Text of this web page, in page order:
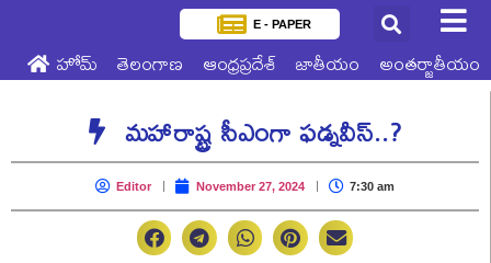
E - PAPER
హోమ్ తెలంగాణ ఆంధ్రప్రదేశ్ జాతీయం అంతర్జాతీయం
మహారాష్ట్ర సీఎంగా ఫడ్నవీస్..?
Editor November 27, 2024 7:30 am